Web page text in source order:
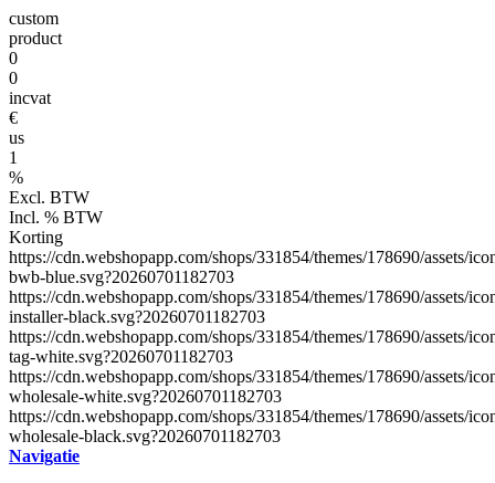
custom
product
0
0
incvat
€
us
1
%
Excl. BTW
Incl. % BTW
Korting
https://cdn.webshopapp.com/shops/331854/themes/178690/assets/
bwb-blue.svg?20260701182703
https://cdn.webshopapp.com/shops/331854/themes/178690/assets/
installer-black.svg?20260701182703
https://cdn.webshopapp.com/shops/331854/themes/178690/assets/
tag-white.svg?20260701182703
https://cdn.webshopapp.com/shops/331854/themes/178690/assets/
wholesale-white.svg?20260701182703
https://cdn.webshopapp.com/shops/331854/themes/178690/assets/
wholesale-black.svg?20260701182703
Navigatie